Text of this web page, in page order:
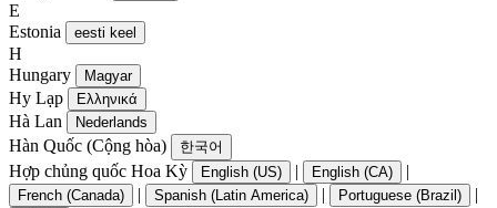
E
Estonia
eesti keel
H
Hungary
Magyar
Hy Lạp Ελληνικά
Hà Lan Nederlands
Hàn Quốc (Cộng hòa) 한국어
Hợp chủng quốc Hoa Kỳ English (US) | English (CA) |
French (Canada) | Spanish (Latin America) | Portuguese (Brazil) |